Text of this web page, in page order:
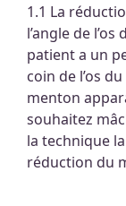
1.1 La
l’angle de
patient a un
coin de l’os
menton
souhaitez
la technique
réduction du